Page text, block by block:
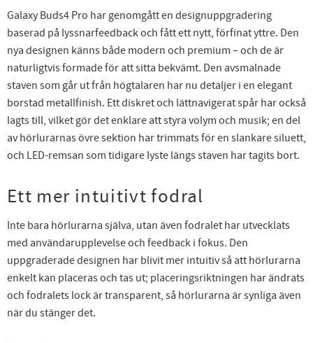
Galaxy Buds4 Pro har genomgått en designuppgradering
baserad på lyssnarfeedback och fått ett nytt, förfinat yttre. Den
nya designen känns både modern och premium – och de är
naturligtvis formade för att sitta bekvämt. Den avsmalnade
staven som går ut från högtalaren har nu detaljer i en elegant
borstad metallfinish. Ett diskret och lättnavigerat spår har också
lagts till, vilket gör det enklare att styra volym och musik; en del
av hörlurarnas övre sektion har trimmats för en slankare siluett,
och LED-remsan som tidigare lyste längs staven har tagits bort.
Ett mer intuitivt fodral
Inte bara hörlurarna själva, utan även fodralet har utvecklats
med användarupplevelse och feedback i fokus. Den
uppgraderade designen har blivit mer intuitiv så att hörlurarna
enkelt kan placeras och tas ut; placeringsriktningen har ändrats
och fodralets lock är transparent, så hörlurarna är synliga även
när du stänger det.